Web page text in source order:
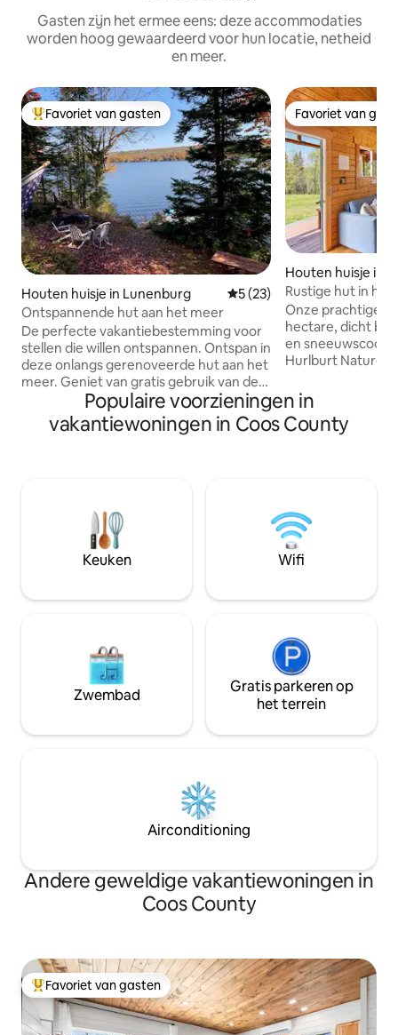
Gasten zijn het ermee eens: deze accommodaties
worden hoog gewaardeerd voor hun locatie, netheid
en meer.
Topfavoriet van gasten
Favoriet van gasten
Houten huisje in Lunenburg Gemiddelde beoordeling
5 (23)
Ontspannende hut aan het meer
De perfecte vakantiebestemming voor
stellen die willen ontspannen. Ontspan in
deze onlangs gerenoveerde hut aan het
meer. Geniet van gratis gebruik van de
waterfiets, paddleboards en kajaks, of
zwem in het rustige meer —
reddingsvesten aanwezig. Kijk uit naar
winkels, restaurants en films. Verken
Noord-VT en NH en keer dan terug naar
de rust van de hut. Goed opgevoede
honden zijn van harte welkom en
Favoriet van
Favoriet van
Houten huisje in
Rustige hut in
Country
Onze prachtige
hectare, dicht bij
en
Hurlburt Nature
Francis-meer en
in de meest
Pittsburg.
Mogelijk heb je af
spinnenwebben,
deuren of een
Populaire voorzieningen in
vakantiewoningen in Coos County
Keuken Wifi
Zwembad
Gratis parkeren op
het terrein
Airconditioning
Andere geweldige vakantiewoningen in
Coos County
Topfavoriet van gasten
Favoriet van gasten